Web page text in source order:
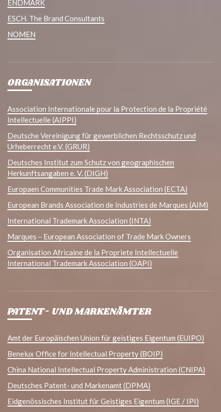
ENDMARK
ESCH. The Brand Consultants
NOMEN
ORGANISATIONEN
Association Internationale pour la Protection de la Propriété
Intellectuelle (AIPPI)
Deutsche Vereinigung für gewerblichen Rechtsschutz und
Urheberrecht e.V. (GRUR)
Deutsches Institut zum Schutz von geographischen
Herkunftsangaben e. V. (DIGH)
Europaen Communities Trade Mark Association (ECTA)
European Brands Association de Industries de Marques (AIM)
International Trademark Association (INTA)
Marques – European Association of Trade Mark Owners
Organisation Africaine de la Propriete Intellectuelle
International Trademark Association (OAPI)
PATENT- UND MARKENÄMTER
Amt der Europäischen Union für geistiges Eigentum (EUIPO)
Benelux Office for Intellectual Property (BOIP)
China National Intellectual Property Administration (CNIPA)
Deutsches Patent- und Markenamt (DPMA)
Eidgenössisches Institut für Geistiges Eigentum (IGE / IPI)